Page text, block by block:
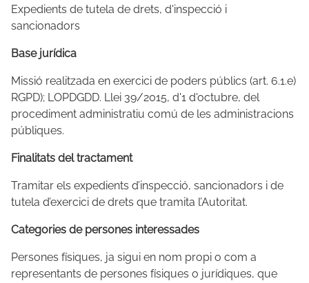
Expedients de tutela de drets, d'inspecció i
sancionadors
Base jurídica
Missió realitzada en exercici de poders públics (art. 6.1.e)
RGPD); LOPDGDD. Llei 39/2015, d'1 d'octubre, del
procediment administratiu comú de les administracions
públiques.
Finalitats del tractament
Tramitar els expedients d’inspecció, sancionadors i de
tutela d’exercici de drets que tramita l’Autoritat.
Categories de persones interessades
Persones físiques, ja sigui en nom propi o com a
representants de persones físiques o jurídiques, que